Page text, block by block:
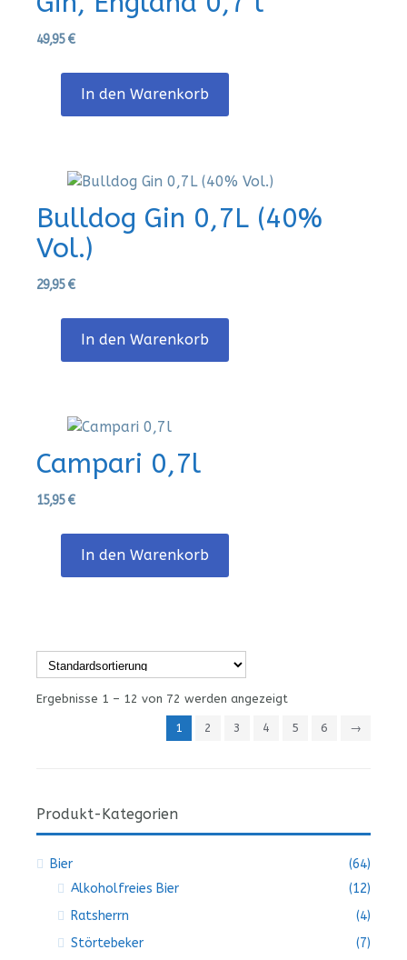
49,95€
In den Warenkorb
Bulldog Gin 0,7L (40%
Vol.)
29,95€
In den Warenkorb
Campari 0,7l
15,95€
In den Warenkorb
Ergebnisse 1 – 12 von 72 werden angezeigt
1 2 3 4 5 6 →
Produkt-Kategorien
Bier
(64)
Alkoholfreies Bier
(12)
Ratsherrn
(4)
Störtebeker
(7)